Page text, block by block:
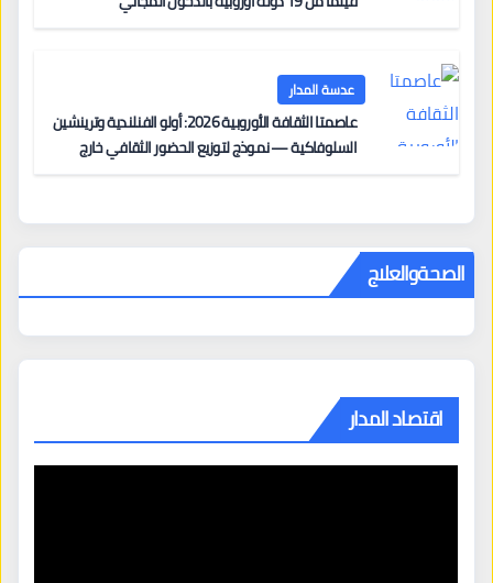
عدسة المدار
عاصمتا الثقافة الأوروبية 2026: أولو الفنلندية وترينشين
السلوفاكية — نموذج لتوزيع الحضور الثقافي خارج
الصحةوالعلاج
اقتصاد المدار